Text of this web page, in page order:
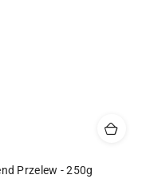
Przelew - 250g